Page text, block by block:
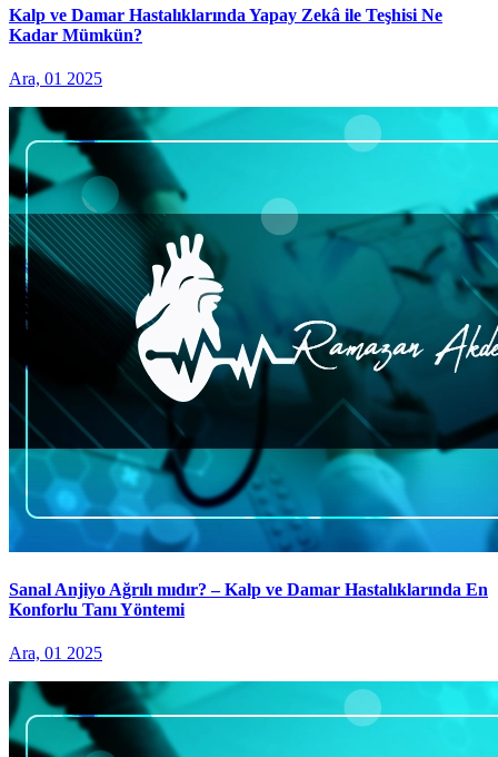
Kalp ve Damar Hastalıklarında Yapay Zekâ ile Teşhisi Ne
Kadar Mümkün?
Ara, 01 2025
Sanal Anjiyo Ağrılı mıdır? – Kalp ve Damar Hastalıklarında En
Konforlu Tanı Yöntemi
Ara, 01 2025